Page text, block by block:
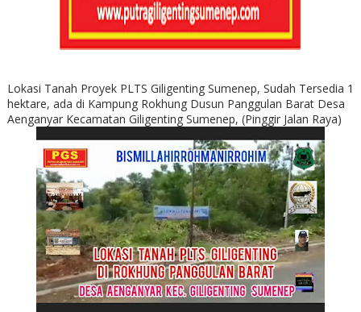
Lokasi Tanah Proyek PLTS Giligenting Sumenep, Sudah Tersedia 1
hektare, ada di Kampung Rokhung Dusun Panggulan Barat Desa
Aenganyar Kecamatan Giligenting Sumenep, (Pinggir Jalan Raya)